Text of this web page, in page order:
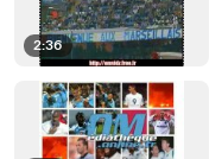
2:36